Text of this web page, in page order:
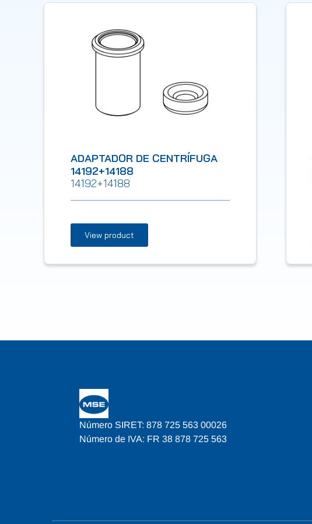
ADAPTADOR DE CENTRÍFUGA
14192+14188
14192+14188
View product
Número SIRET: 878 725 563 00026
Número de IVA: FR 38 878 725 563